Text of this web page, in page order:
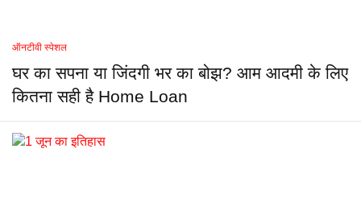
ऑनटीवी स्पेशल
घर का सपना या जिंदगी भर का बोझ? आम आदमी के लिए
कितना सही है Home Loan